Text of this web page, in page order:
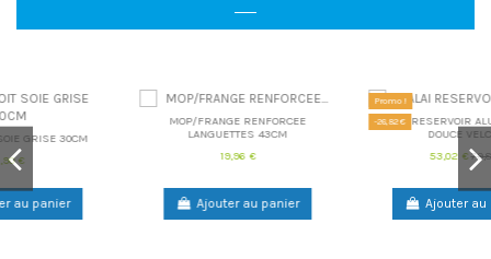
MOP/FRANGE RENFORCEE
LANGUETTES 43CM
Ajouter au panier
Promo !
-26,82 €
BALAI RESERVOIR ALU + 1 FRANGE
DOUCE VELCRO
Ajouter au panier